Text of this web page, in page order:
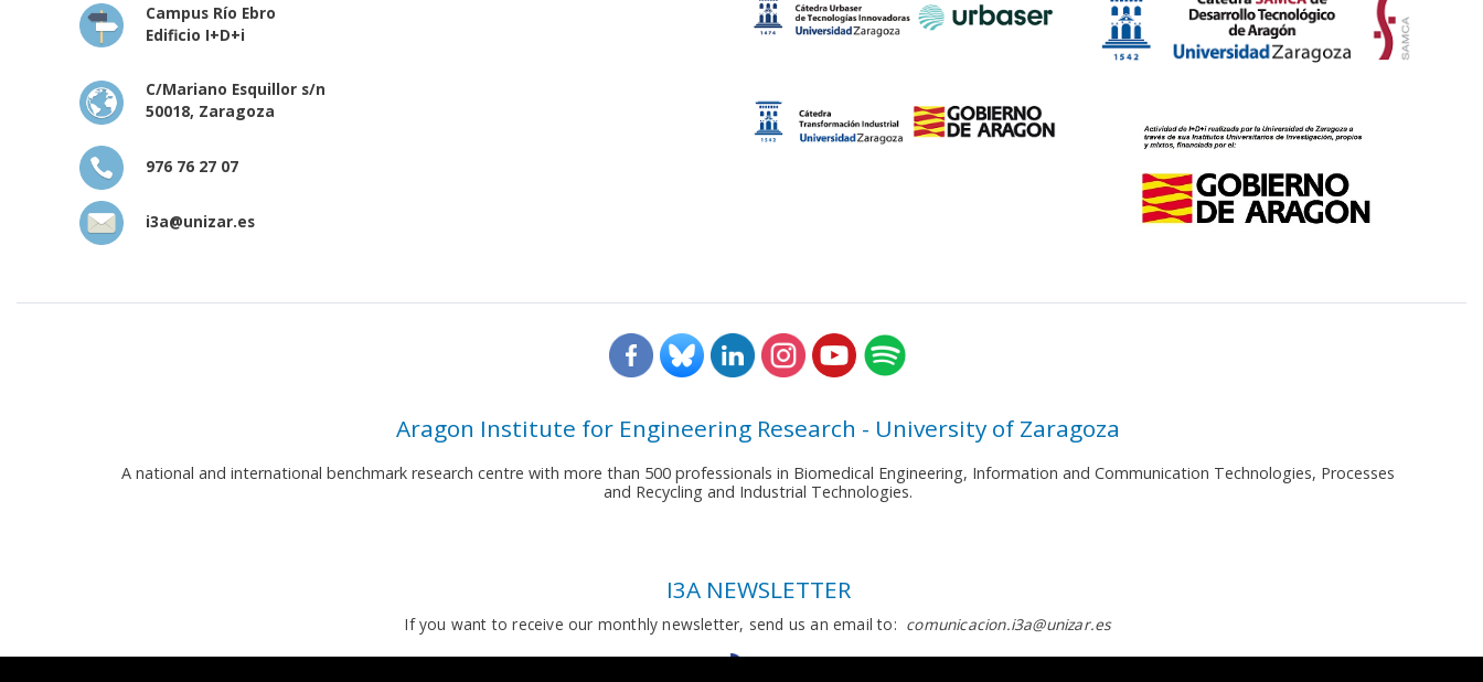
Campus Río Ebro
Edificio I+D+i
C/Mariano Esquillor s/n
50018, Zaragoza
976 76 27 07
i3a@unizar.es
Aragon Institute for Engineering Research - University of Zaragoza
A national and international benchmark research centre with more than 500 professionals in Biomedical Engineering, Information and Communication Technologies, Processes
and Recycling and Industrial Technologies.
I3A NEWSLETTER
If you want to receive our monthly newsletter, send us an email to: comunicacion.i3a@unizar.es